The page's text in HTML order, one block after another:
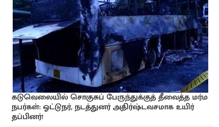
கடுவெலையில் சொகுசுப் பேருந்துக்குத் தீவைத்த மர்ம
நபர்கள்: ஓட்டுநர், நடத்துனர் அதிர்ஷ்டவசமாக உயிர்
தப்பினர்!